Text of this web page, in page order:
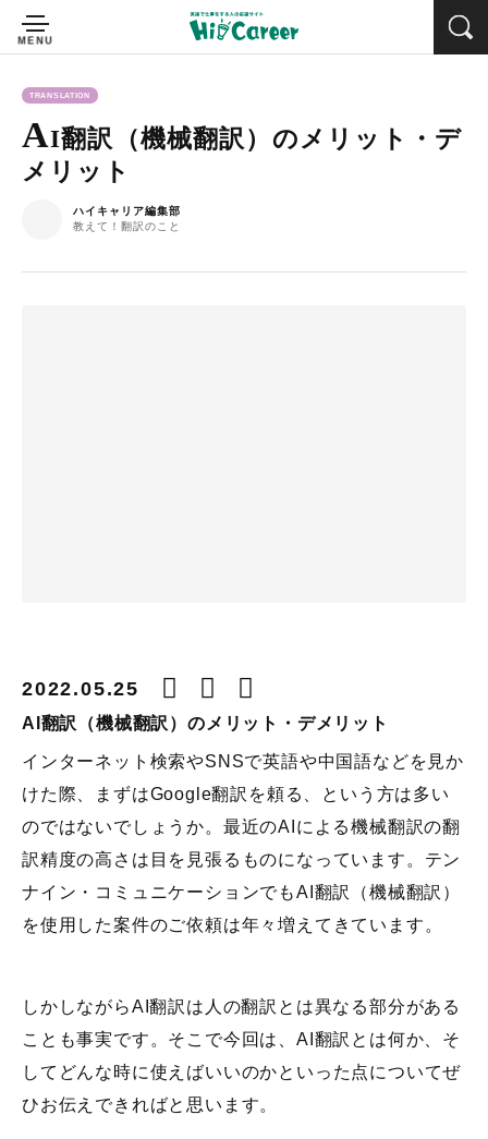
TRANSLATION
AI翻訳（機械翻訳）のメリット・デ
メリット
ハイキャリア編集部
教えて！翻訳のこと
2022.05.25
AI翻訳（機械翻訳）のメリット・デメリット
インターネット検索やSNSで英語や中国語などを見か
けた際、まずはGoogle翻訳を頼る、という方は多い
のではないでしょうか。最近のAIによる機械翻訳の翻
訳精度の高さは目を見張るものになっています。テン
ナイン・コミュニケーションでもAI翻訳（機械翻訳）
を使用した案件のご依頼は年々増えてきています。
しかしながらAI翻訳は人の翻訳とは異なる部分がある
ことも事実です。そこで今回は、AI翻訳とは何か、そ
してどんな時に使えばいいのかといった点についてぜ
ひお伝えできればと思います。